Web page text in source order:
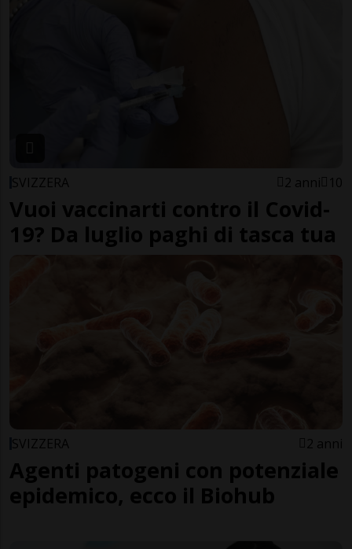
SVIZZERA 2 anni 10
Vuoi vaccinarti contro il Covid-
19? Da luglio paghi di tasca tua
SVIZZERA 2 anni
Agenti patogeni con potenziale
epidemico, ecco il Biohub